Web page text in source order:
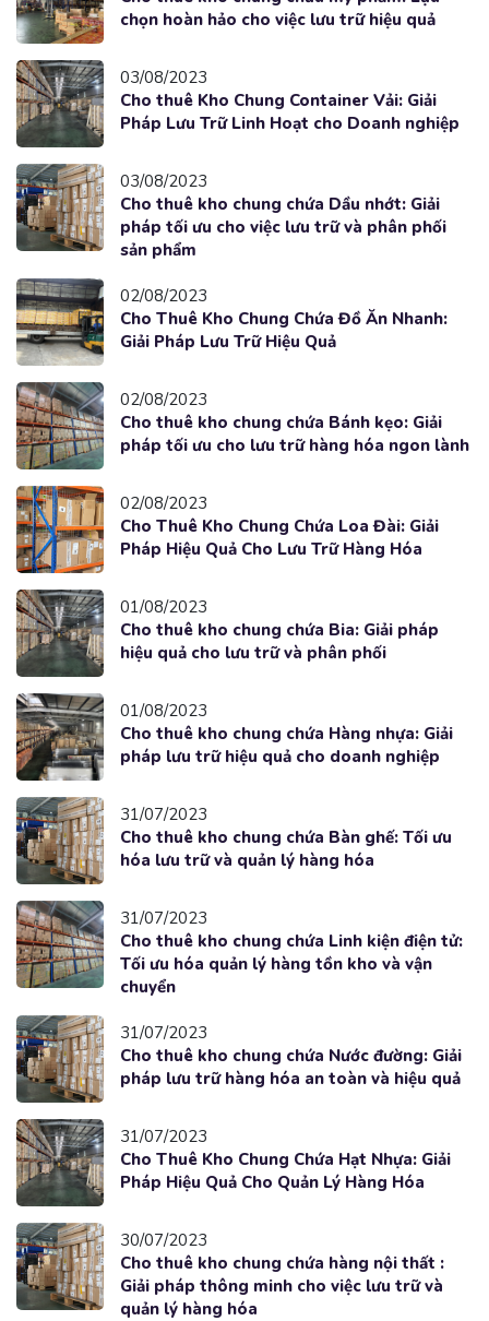
chọn hoàn hảo cho việc lưu trữ hiệu quả
03/08/2023
Cho thuê Kho Chung Container Vải: Giải
Pháp Lưu Trữ Linh Hoạt cho Doanh nghiệp
03/08/2023
Cho thuê kho chung chứa Dầu nhớt: Giải
pháp tối ưu cho việc lưu trữ và phân phối
sản phẩm
02/08/2023
Cho Thuê Kho Chung Chứa Đồ Ăn Nhanh:
Giải Pháp Lưu Trữ Hiệu Quả
02/08/2023
Cho thuê kho chung chứa Bánh kẹo: Giải
pháp tối ưu cho lưu trữ hàng hóa ngon lành
02/08/2023
Cho Thuê Kho Chung Chứa Loa Đài: Giải
Pháp Hiệu Quả Cho Lưu Trữ Hàng Hóa
01/08/2023
Cho thuê kho chung chứa Bia: Giải pháp
hiệu quả cho lưu trữ và phân phối
01/08/2023
Cho thuê kho chung chứa Hàng nhựa: Giải
pháp lưu trữ hiệu quả cho doanh nghiệp
31/07/2023
Cho thuê kho chung chứa Bàn ghế: Tối ưu
hóa lưu trữ và quản lý hàng hóa
31/07/2023
Cho thuê kho chung chứa Linh kiện điện tử:
Tối ưu hóa quản lý hàng tồn kho và vận
chuyển
31/07/2023
Cho thuê kho chung chứa Nước đường: Giải
pháp lưu trữ hàng hóa an toàn và hiệu quả
31/07/2023
Cho Thuê Kho Chung Chứa Hạt Nhựa: Giải
Pháp Hiệu Quả Cho Quản Lý Hàng Hóa
30/07/2023
Cho thuê kho chung chứa hàng nội thất :
Giải pháp thông minh cho việc lưu trữ và
quản lý hàng hóa